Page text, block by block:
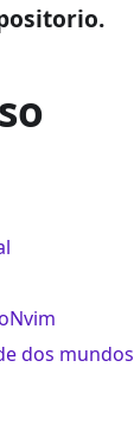
dos mundos